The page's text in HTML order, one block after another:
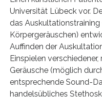
Universität Lübeck vor.
das
Körpergeräuschen)
Auffinden der
Einspielen
Geräusche (möglich
entsprechende Sound-
handelsübliches